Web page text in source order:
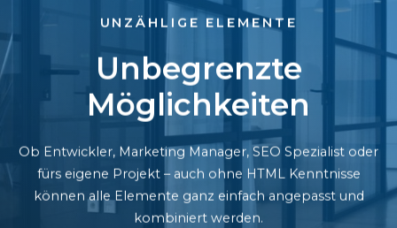
UNZÄHLIGE ELEMENTE
Unbegrenzte
Möglichkeiten
Ob Entwickler, Marketing Manager, SEO Spezialist oder
fürs eigene Projekt – auch ohne HTML Kenntnisse
können alle Elemente ganz einfach angepasst und
kombiniert werden.